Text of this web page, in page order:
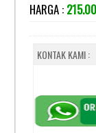
HARGA :
KONTAK KAMI :